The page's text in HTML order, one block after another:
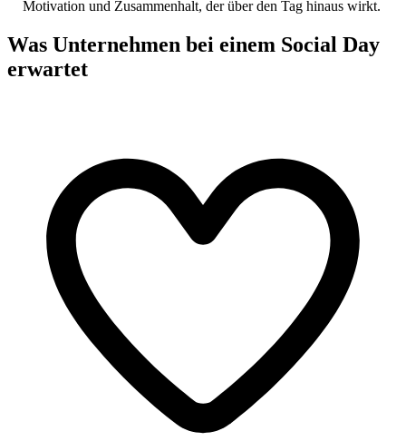
Motivation und Zusammenhalt, der über den Tag hinaus wirkt.
Was Unternehmen bei einem Social Day
erwartet